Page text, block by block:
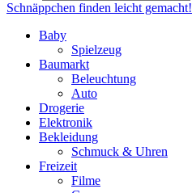
Schnäppchen finden leicht gemacht!
Baby
Spielzeug
Baumarkt
Beleuchtung
Auto
Drogerie
Elektronik
Bekleidung
Schmuck & Uhren
Freizeit
Filme